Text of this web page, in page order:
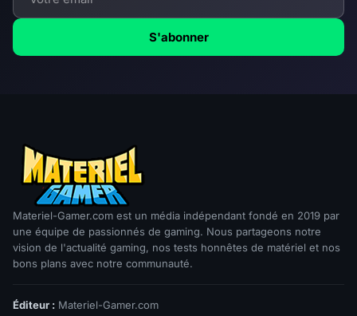
S'abonner
Materiel-Gamer.com est un média indépendant fondé en 2019 par
une équipe de passionnés de gaming. Nous partageons notre
vision de l'actualité gaming, nos tests honnêtes de matériel et nos
bons plans avec notre communauté.
Éditeur : Materiel-Gamer.com